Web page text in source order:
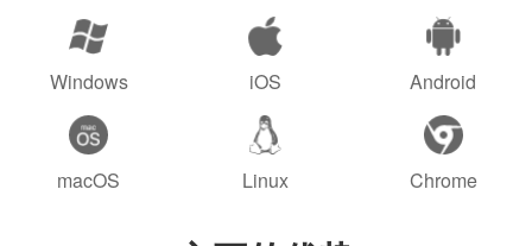
Windows iOS Android
macOS Linux Chrome